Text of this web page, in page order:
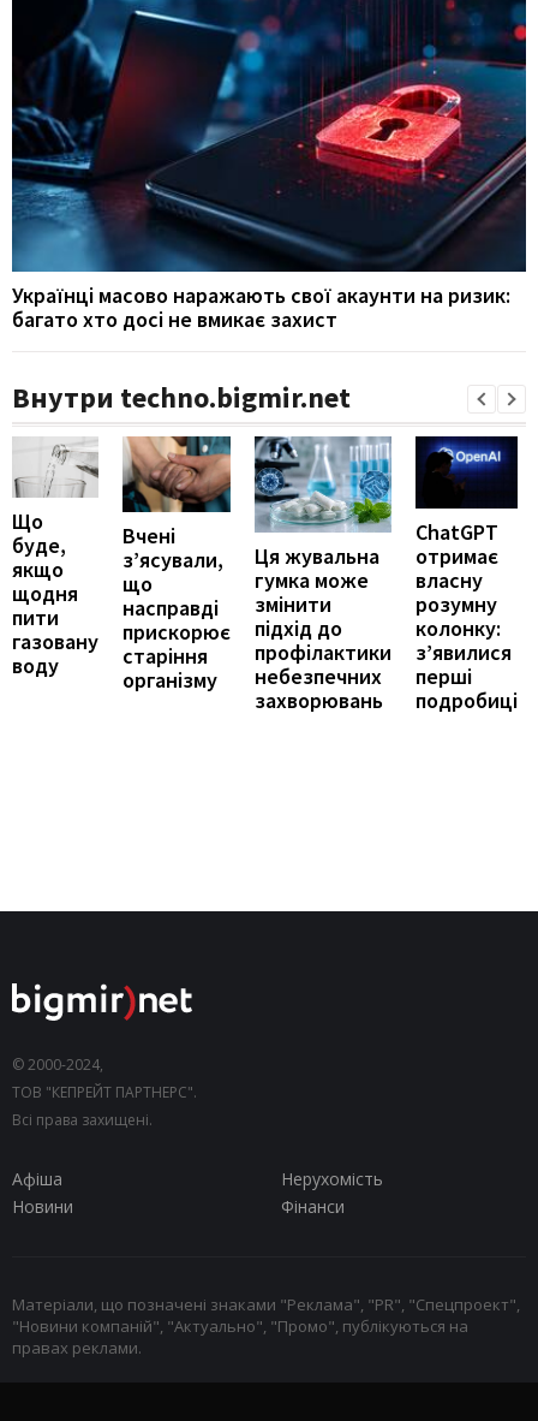
Українці масово наражають свої акаунти на ризик:
багато хто досі не вмикає захист
Внутри techno.bigmir.net
Що
буде,
якщо
щодня
пити
газовану
воду
Вчені
з’ясували,
що
насправді
прискорює
старіння
організму
Ця жувальна
гумка може
змінити
підхід до
профілактики
небезпечних
захворювань
ChatGPT
отримає
власну
розумну
колонку:
з’явилися
перші
подробиці
© 2000-2024,
ТОВ "КЕПРЕЙТ ПАРТНЕРС".
Всі права захищені.
Афіша
Нерухомість
Новини
Фінанси
Матеріали, що позначені знаками "Реклама", "PR", "Спецпроект",
"Новини компаній", "Актуально", "Промо", публікуються на
правах реклами.